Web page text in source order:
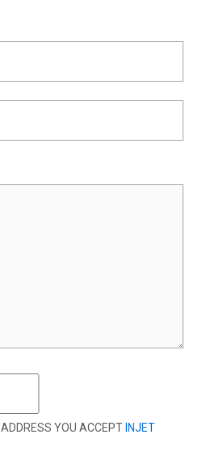
YOU ACCEPT INJET